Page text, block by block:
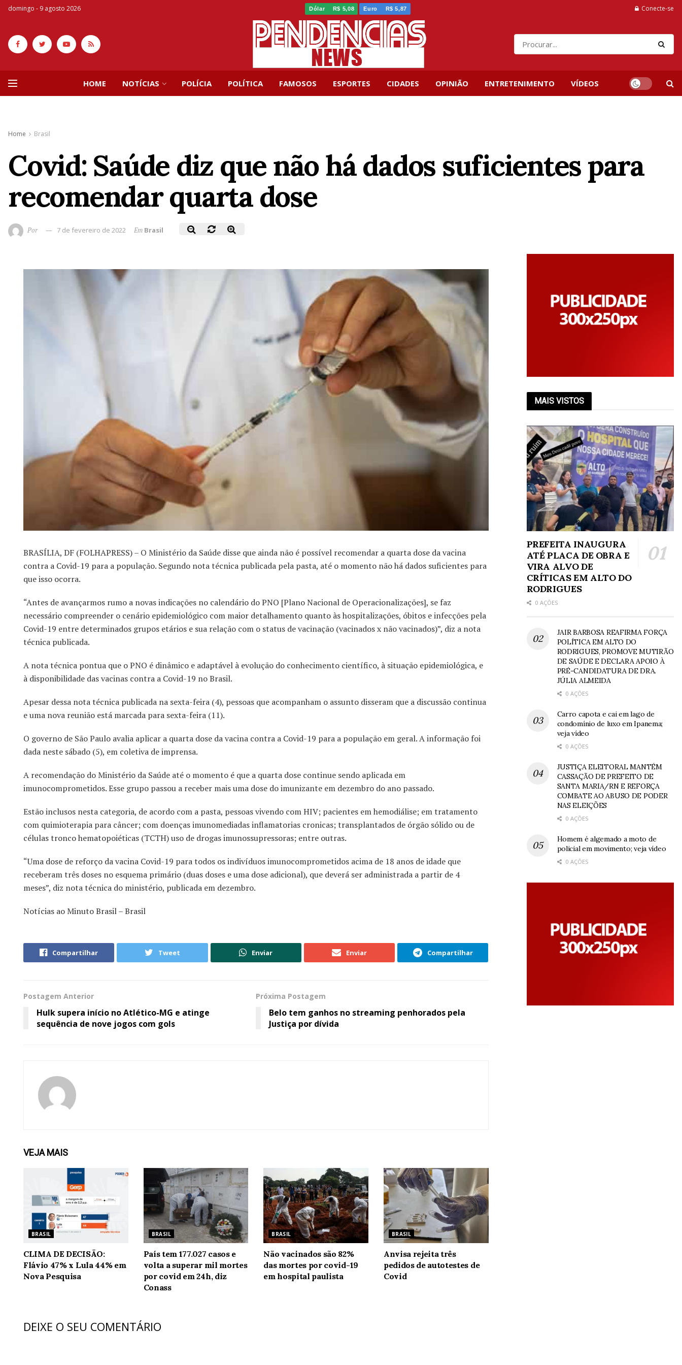
domingo - 9 agosto 2026 Dólar R$ 5,08 Euro R$ 5,87 Conecte-se
HOME NOTÍCIAS POLÍCIA POLÍTICA FAMOSOS ESPORTES CIDADES OPINIÃO ENTRETENIMENTO VÍDEOS
Home Brasil
Covid: Saúde diz que não há dados suficientes para
recomendar quarta dose
Por 7 de fevereiro de 2022 Em Brasil
BRASÍLIA, DF (FOLHAPRESS) – O Ministério da Saúde disse que ainda não é possível recomendar a quarta dose da vacina
contra a Covid-19 para a população. Segundo nota técnica publicada pela pasta, até o momento não há dados suficientes para
que isso ocorra.
“Antes de avançarmos rumo a novas indicações no calendário do PNO [Plano Nacional de Operacionalizações], se faz
necessário compreender o cenário epidemiológico com maior detalhamento quanto às hospitalizações, óbitos e infecções pela
Covid-19 entre determinados grupos etários e sua relação com o status de vacinação (vacinados x não vacinados)”, diz a nota
técnica publicada.
A nota técnica pontua que o PNO é dinâmico e adaptável à evolução do conhecimento científico, à situação epidemiológica, e
à disponibilidade das vacinas contra a Covid-19 no Brasil.
Apesar dessa nota técnica publicada na sexta-feira (4), pessoas que acompanham o assunto disseram que a discussão continua
e uma nova reunião está marcada para sexta-feira (11).
O governo de São Paulo avalia aplicar a quarta dose da vacina contra a Covid-19 para a população em geral. A informação foi
dada neste sábado (5), em coletiva de imprensa.
A recomendação do Ministério da Saúde até o momento é que a quarta dose continue sendo aplicada em
imunocomprometidos. Esse grupo passou a receber mais uma dose do imunizante em dezembro do ano passado.
Estão inclusos nesta categoria, de acordo com a pasta, pessoas vivendo com HIV; pacientes em hemodiálise; em tratamento
com quimioterapia para câncer; com doenças imunomediadas inflamatorias cronicas; transplantados de órgão sólido ou de
células tronco hematopoiéticas (TCTH) uso de drogas imunossupressoras; entre outras.
“Uma dose de reforço da vacina Covid-19 para todos os indivíduos imunocomprometidos acima de 18 anos de idade que
receberam três doses no esquema primário (duas doses e uma dose adicional), que deverá ser administrada a partir de 4
meses”, diz nota técnica do ministério, publicada em dezembro.
Notícias ao Minuto Brasil – Brasil
Compartilhar Tweet Enviar Enviar Compartilhar
Postagem Anterior
Hulk supera início no Atlético-MG e atinge
sequência de nove jogos com gols
Próxima Postagem
Belo tem ganhos no streaming penhorados pela
Justiça por dívida
VEJAMAIS
BRASIL
CLIMA DE DECISÃO:
Flávio 47% x Lula 44% em
Nova Pesquisa
BRASIL
País tem 177.027 casos e
volta a superar mil mortes
por covid em 24h, diz
Conass
BRASIL
Não vacinados são 82%
das mortes por covid-19
em hospital paulista
BRASIL
Anvisa rejeita três
pedidos de autotestes de
Covid
DEIXE O SEU COMENTÁRIO
MAIS VISTOS
PREFEITA INAUGURA
ATÉ PLACA DE OBRA E
VIRA ALVO DE
CRÍTICAS EM ALTO DO
RODRIGUES
0 AÇÕES
JAIR BARBOSA REAFIRMA FORÇA
POLÍTICA EM ALTO DO
RODRIGUES, PROMOVE MUTIRÃO
DE SAÚDE E DECLARA APOIO À
PRÉ-CANDIDATURA DE DRA.
JÚLIA ALMEIDA
0 AÇÕES
Carro capota e cai em lago de
condomínio de luxo em Ipanema;
veja vídeo
0 AÇÕES
JUSTIÇA ELEITORAL MANTÉM
CASSAÇÃO DE PREFEITO DE
SANTA MARIA/RN E REFORÇA
COMBATE AO ABUSO DE PODER
NAS ELEIÇÕES
0 AÇÕES
Homem é algemado a moto de
policial em movimento; veja vídeo
0 AÇÕES